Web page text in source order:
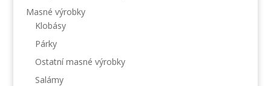
Masné výrobky
Klobásy
Párky
Ostatní masné výrobky
Salámy